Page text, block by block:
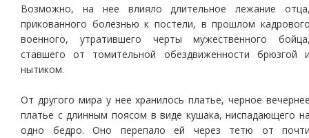
Возможно, на нее влияло длительное лежание
прикованного болезнью к постели, в прошлом
военного, утратившего черты мужественного
ставшего от томительной обездвиженности брюзгой
нытиком.
От другого мира у нее хранилось платье, черное
платье с длинным поясом в виде кушака, ниспадающего
одно бедро. Оно перепало ей через тетю от